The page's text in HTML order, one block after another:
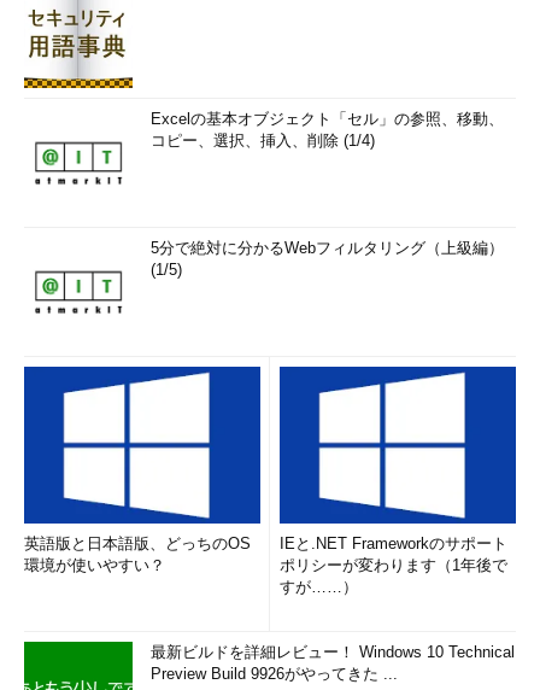
Excelの基本オブジェクト「セル」の参照、移動、
コピー、選択、挿入、削除 (1/4)
5分で絶対に分かるWebフィルタリング（上級編）
(1/5)
英語版と日本語版、どっちのOS
環境が使いやすい？
IEと.NET Frameworkのサポート
ポリシーが変わります（1年後で
すが……）
最新ビルドを詳細レビュー！ Windows 10 Technical
Preview Build 9926がやってきた ...